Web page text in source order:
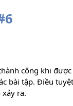
công khi được
bài tập. Điều tuyệt
ra.